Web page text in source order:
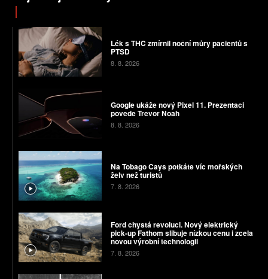
Lék s THC zmírnil noční můry pacientů s
PTSD
8. 8. 2026
Google ukáže nový Pixel 11. Prezentaci
povede Trevor Noah
8. 8. 2026
Na Tobago Cays potkáte víc mořských
želv než turistů
7. 8. 2026
Ford chystá revoluci. Nový elektrický
pick-up Fathom slibuje nízkou cenu i zcela
novou výrobní technologii
7. 8. 2026